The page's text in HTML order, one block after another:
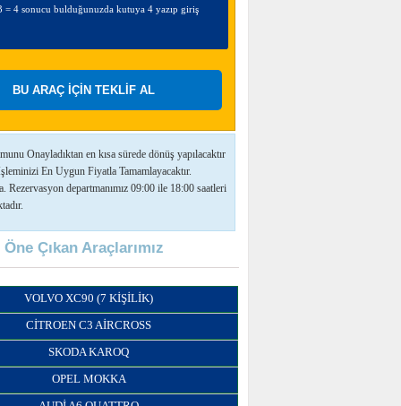
Onayladıktan en kısa sürede dönüş yapılacaktır
En Uygun Fiyatla Tamamlayacaktır.
Rezervasyon departmanımız 09:00 ile 18:00 saatleri
Öne Çıkan Araçlarımız
VOLVO XC90 (7 KIŞILIK)
CITROEN C3 AIRCROSS
SKODA KAROQ
OPEL MOKKA